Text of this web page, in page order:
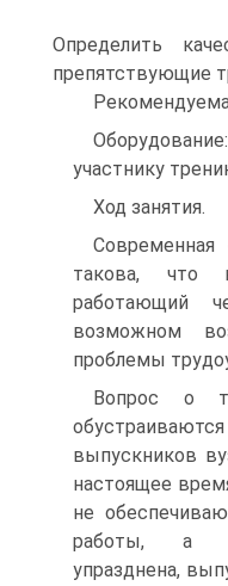
Определить
препятствующие
участнику
Ход занятия.
такова,
работающий
возможном
проблемы
Вопрос о
выпускников
настоящее
не
работы, а
упразднена,